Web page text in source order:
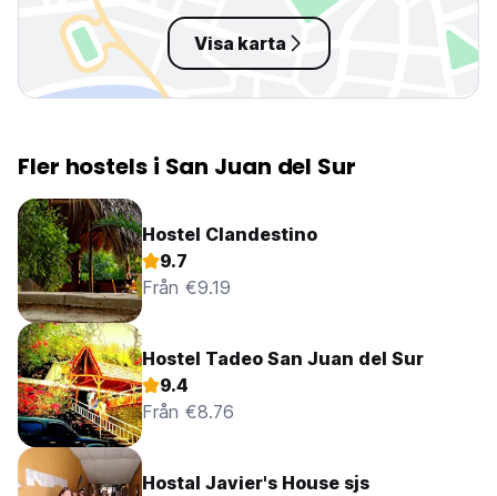
Visa karta
Fler hostels i San Juan del Sur
Hostel Clandestino
9.7
Från €9.19
Hostel Tadeo San Juan del Sur
9.4
Från €8.76
Hostal Javier's House sjs